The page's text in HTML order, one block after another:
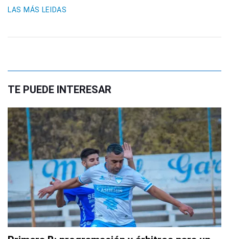
LAS MÁS LEIDAS
TE PUEDE INTERESAR